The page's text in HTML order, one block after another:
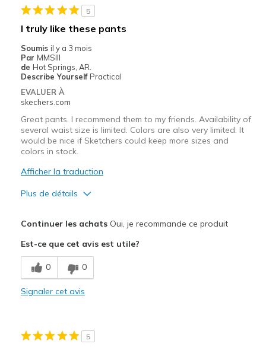
Hard to gauge fit
Casual Wear
Going Out
Travel
Width
Feels too wide
Sizing
Feels full size too big
5
I truly like these pants
Soumis il y a 3 mois
Par MMSIII
de Hot Springs, AR.
Describe Yourself Practical
EVALUER À
skechers.com
Great pants. I recommend them to my friends. Availability of
several waist size is limited. Colors are also very limited. It
would be nice if Sketchers could keep more sizes and
colors in stock.
Afficher la traduction
Plus de détails
Breathe Well
Comfortable
Continuer les achatsOui, je recommande ce produit
Est-ce que cet avis est utile?
0 0
Signaler cet avis
5